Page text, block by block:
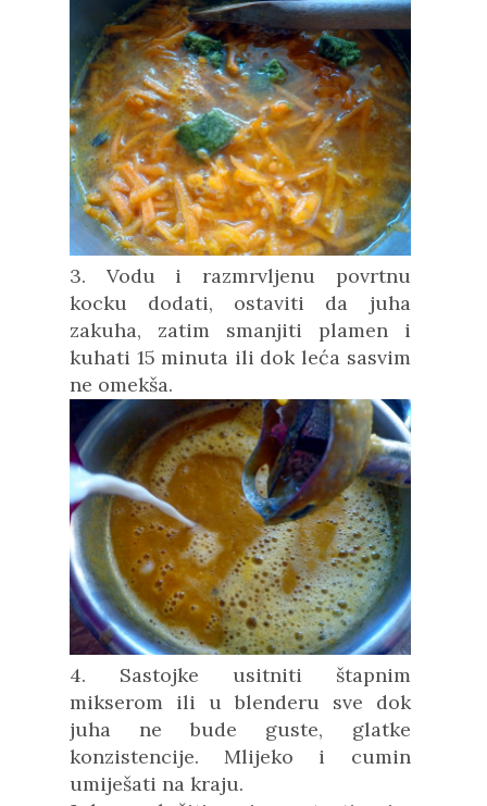
3. Vodu i razmrvljenu povrtnu
kocku dodati, ostaviti da juha
zakuha, zatim smanjiti plamen i
kuhati 15 minuta ili dok leća sasvim
ne omekša.
4. Sastojke usitniti štapnim
mikserom ili u blenderu sve dok
juha ne bude guste, glatke
konzistencije. Mlijeko i cumin
umiješati na kraju.